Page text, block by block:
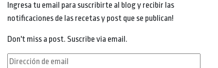
Ingresa tu email para suscribirte al blog y recibir las
notificaciones de las recetas y post que se publican!
Don't miss a post. Suscribe via email.
Dirección